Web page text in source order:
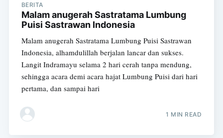
BERITA
Malam anugerah Sastratama Lumbung
Puisi Sastrawan Indonesia
Malam anugerah Sastratama Lumbung Puisi Sastrawan
Indonesia, alhamdulillah berjalan lancar dan sukses.
Langit Indramayu selama 2 hari cerah tanpa mendung,
sehingga acara demi acara hajat Lumbung Puisi dari hari
pertama, dan sampai hari
1 MIN READ